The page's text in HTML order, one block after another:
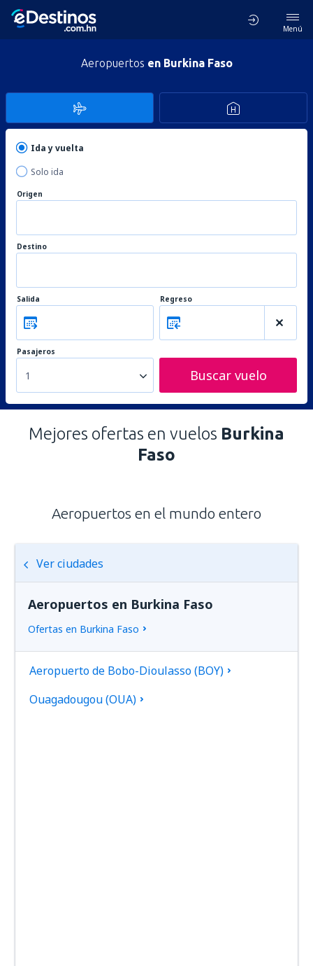
Menú
Aeropuertos en Burkina Faso
Ida y vuelta
Solo ida
Origen
Destino
Salida Regreso
Pasajeros
1 Buscar vuelo
Mejores ofertas en vuelos Burkina
Faso
Aeropuertos en el mundo entero
Ver ciudades
Aeropuertos en Burkina Faso
Ofertas en Burkina Faso
Aeropuerto de Bobo-Dioulasso (BOY)
Ouagadougou (OUA)